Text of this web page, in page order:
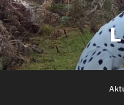
Zum
Inhalt
springen